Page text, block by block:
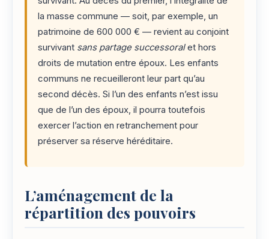
la masse commune — soit, par exemple, un
patrimoine de 600 000 € — revient au conjoint
survivant sans partage successoralet hors
droits de mutation entre époux. Les enfants
communs ne recueilleront leur part qu’au
second décès. Si l’un des enfants n’est issu
que de l’un des époux, il pourra toutefois
exercer l’action en retranchement pour
préserver sa réserve héréditaire.
L’aménagement de la
répartition des pouvoirs